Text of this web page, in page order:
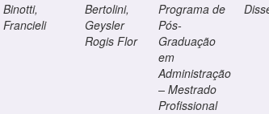
Binotti,
Francieli
Bertolini,
Geysler
Rogis Flor
Programa de
Pós-
Graduação
em
Administração
– Mestrado
Profissional